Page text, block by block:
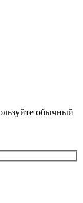
обычный